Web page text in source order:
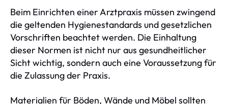
Beim Einrichten einer Arztpraxis müssen zwingend
die geltenden Hygienestandards und gesetzlichen
Vorschriften beachtet werden. Die Einhaltung
dieser Normen ist nicht nur aus gesundheitlicher
Sicht wichtig, sondern auch eine Voraussetzung für
die Zulassung der Praxis.
Materialien für Böden, Wände und Möbel sollten